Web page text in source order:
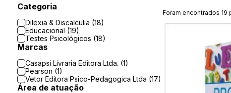
Categoria
Dilexia & Discalculia (18)
Educacional (19)
Testes Psicológicos (18)
Marcas
Casapsi Livraria Editora Ltda. (1)
Pearson (1)
Vetor Editora Psico-Pedagogica Ltda (17)
Área de atuação
Foram encontrados 19